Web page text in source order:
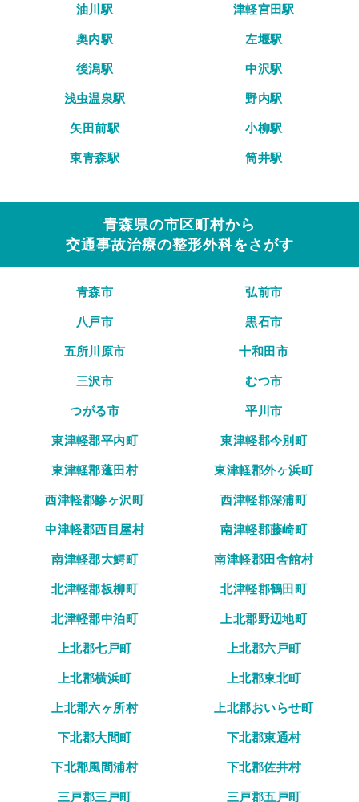
油川駅
津軽宮田駅
奥内駅
左堰駅
後潟駅
中沢駅
浅虫温泉駅
野内駅
矢田前駅
小柳駅
東青森駅
筒井駅
青森県の市区町村から
交通事故治療の整形外科をさがす
青森市
弘前市
八戸市
黒石市
五所川原市
十和田市
三沢市
むつ市
つがる市
平川市
東津軽郡平内町
東津軽郡今別町
東津軽郡蓬田村
東津軽郡外ヶ浜町
西津軽郡鰺ヶ沢町
西津軽郡深浦町
中津軽郡西目屋村
南津軽郡藤崎町
南津軽郡大鰐町
南津軽郡田舎館村
北津軽郡板柳町
北津軽郡鶴田町
北津軽郡中泊町
上北郡野辺地町
上北郡七戸町
上北郡六戸町
上北郡横浜町
上北郡東北町
上北郡六ヶ所村
上北郡おいらせ町
下北郡大間町
下北郡東通村
下北郡風間浦村
下北郡佐井村
三戸郡三戸町
三戸郡五戸町